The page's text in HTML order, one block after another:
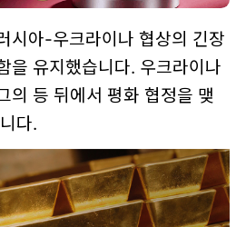
시아-우크라이나 협상의 긴장
을 유지했습니다. 우크라이나
의 등 뒤에서 평화 협정을 맺
다.